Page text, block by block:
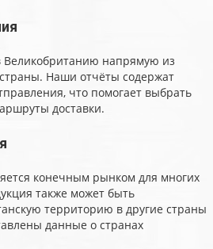
Великобританию напрямую из
Наши отчёты содержат
что помогает выбрать
доставки.
конечным рынком для многих
также может быть
территорию в другие страны
данные о странах